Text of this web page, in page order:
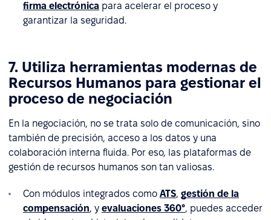
firma electrónica para acelerar el proceso y
garantizar la seguridad.
7. Utiliza herramientas modernas de
Recursos Humanos para gestionar el
proceso de negociación
En la negociación, no se trata solo de comunicación, sino
también de precisión, acceso a los datos y una
colaboración interna fluida. Por eso, las plataformas de
gestión de recursos humanos son tan valiosas.
Con módulos integrados como ATS, gestión de la
compensación, y evaluaciones 360°, puedes acceder